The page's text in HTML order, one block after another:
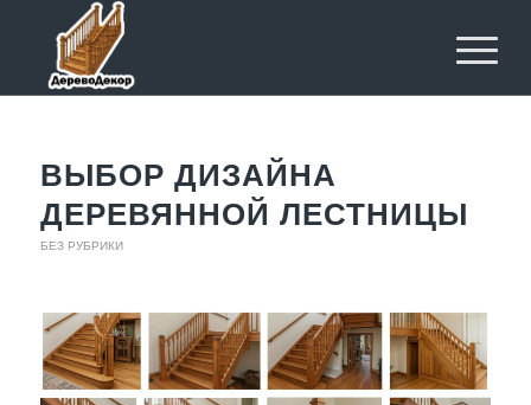
ВЫБОР ДИЗАЙНА
ДЕРЕВЯННОЙ ЛЕСТНИЦЫ
БЕЗ РУБРИКИ